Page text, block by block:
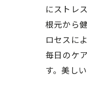
にストレ
根元から
ロセスに
毎日のケ
す。美し